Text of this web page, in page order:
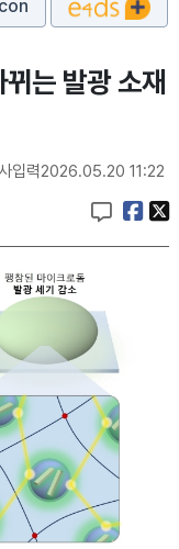
는 발광 소재
입력2026.05.20 11:22